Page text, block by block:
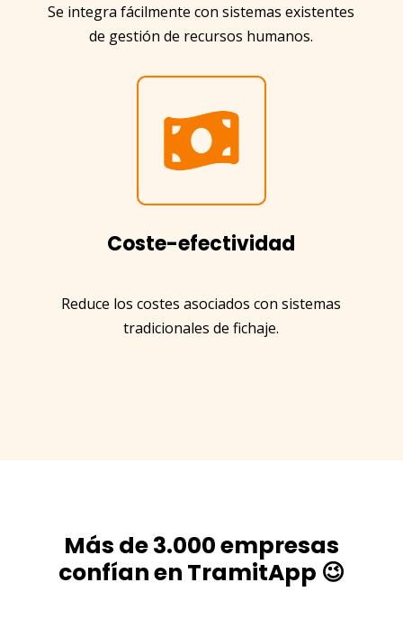
Se integra fácilmente con sistemas existentes
de gestión de recursos humanos.
Coste-efectividad
Reduce los costes asociados con sistemas
tradicionales de fichaje.
Más de 3.000 empresas
confían en TramitApp 😉